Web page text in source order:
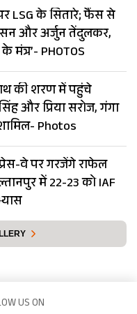
LSG के सितारे; फैंस से
और अर्जुन तेंदुलकर,
मंत्र’- PHOTOS
की शरण में पहुंचे
और प्रिया सरोज, गंगा
Photos
वे पर गरजेंगे राफेल
में 22-23 को IAF
US ON